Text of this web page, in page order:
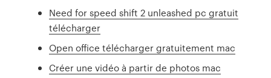
Need for speed shift 2 unleashed pc gratuit
télécharger
Open office télécharger gratuitement mac
Créer une vidéo à partir de photos mac